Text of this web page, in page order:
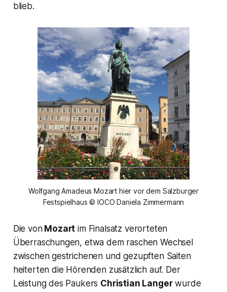
blieb.
Wolfgang Amadeus Mozart hier vor dem Salzburger
Festspielhaus © IOCO Daniela Zimmermann
Die vonMozart im Finalsatz verorteten
Überraschungen, etwa dem raschen Wechsel
zwischen gestrichenen und gezupften Saiten
heiterten die Hörenden zusätzlich auf. Der
Leistung des Paukers Christian Langerwurde